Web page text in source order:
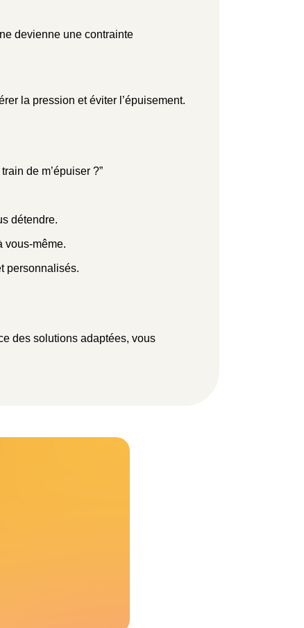
devienne une contrainte
la pression et éviter l’épuisement.
de m’épuiser ?”
détendre.
vous-même.
personnalisés.
des solutions adaptées, vous